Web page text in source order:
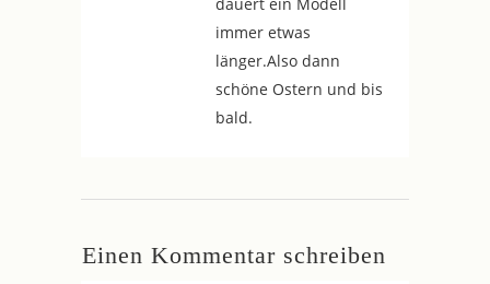
immer etwas
länger.Also dann
schöne Ostern und bis
bald.
Einen Kommentar schreiben